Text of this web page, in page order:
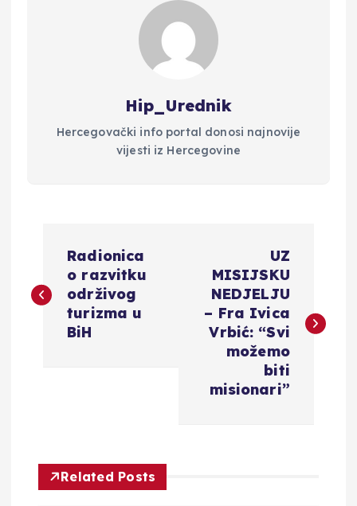
Hip_Urednik
Hercegovački info portal donosi najnovije
vijesti iz Hercegovine
a
c
Radionica
o razvitku
održivog
turizma u
BiH
UZ
MISIJSKU
NEDJELJU
– Fra Ivica
Vrbić: “Svi
možemo
biti
misionari”
Related Posts